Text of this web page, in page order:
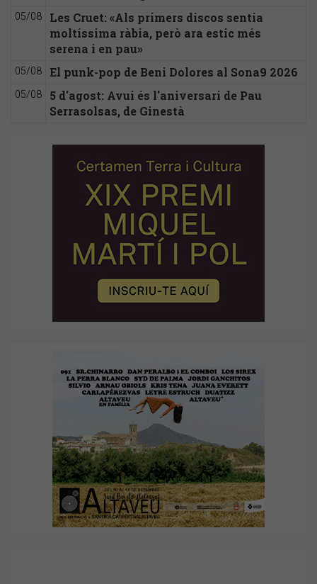
05/08
Les Cruet: «Als primers discos sentia
moltíssima ràbia, però ara estic més
serena i en pau»
05/08 El punk-pop de Beni Dolores al Sona9 2026
05/08
5 d'agost: Avui és l'aniversari de Pau
Serrasolsas, de Ginestà